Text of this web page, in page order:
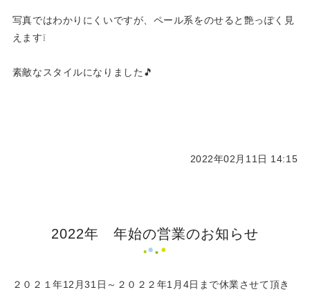
写真ではわかりにくいですが、ペール系をのせると艶っぽく見
えます❕
素敵なスタイルになりました🎵
2022年02月11日 14:15
2022年 年始の営業のお知らせ
２０２１年12月31日～２０２２年1月4日まで休業させて頂き